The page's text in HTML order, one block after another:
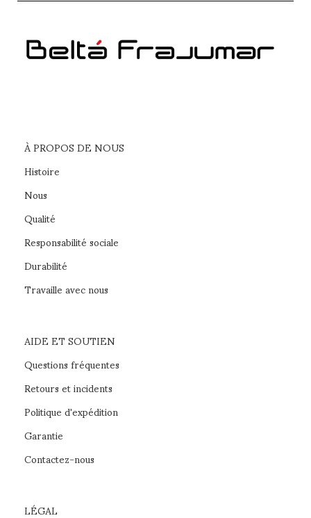
À PROPOS DE NOUS
Histoire
Nous
Qualité
Responsabilité sociale
Durabilité
Travaille avec nous
AIDE ET SOUTIEN
Questions fréquentes
Retours et incidents
Politique d'expédition
Garantie
Contactez-nous
LÉGAL